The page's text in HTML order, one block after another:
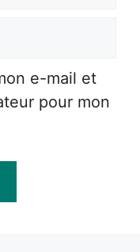
e-mail et
pour mon